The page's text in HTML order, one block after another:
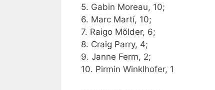
5. Gabin Moreau, 10;
6. Marc Martí, 10;
7. Raigo Mõlder, 6;
8. Craig Parry, 4;
9. Janne Ferm, 2;
10. Pirmin Winklhofer, 1